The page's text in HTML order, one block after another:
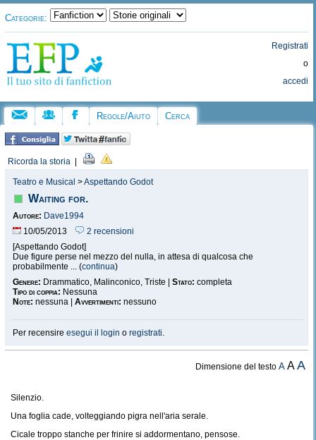
Categorie:
Registrati
o
accedi
Regole/Aiuto Cerca
Ricorda la storia
Teatro e Musical >Aspettando Godot
Waiting for.
Autore: Dave1994
10/05/2013
2 recensioni
[Aspettando Godot]
Due figure perse nel mezzo del nulla, in attesa di qualcosa che
probabilmente ... (continua)
Genere: Drammatico, Malinconico, Triste | Stato: completa
Tipo di coppia: Nessuna
Note: nessuna | Avvertimenti: nessuno
Per recensire esegui il login o registrati.
Dimensione del testoA AA
Silenzio.
Una foglia cade, volteggiando pigra nell'aria serale.
Cicale troppo stanche per frinire si addormentano, pensose.